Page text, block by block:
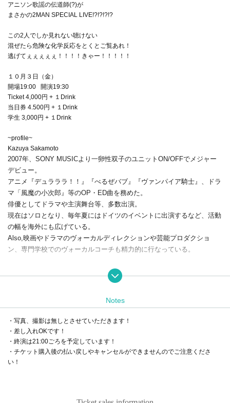
アニソン歌謡の伝道師(?)が
まさかの2MAN SPECIAL LIVE!?!?!?!?
この2人でしか見れない聴けない
混ぜたら危険な化学反応をとくとご覧あれ！
逃げてぇぇぇぇぇ！！！！きゃー！！！！！
１０月３日（金）
開場19:00 開演19:30
Ticket 4,000円 + １Drink
当日券 4.500円 + １Drink
学生 3,000円 + １Drink
~profile~
Kazuya Sakamoto
2007年、SONY MUSICより一卵性双子のユニットON/OFFでメジャー
デビュー。
アニメ『デュラララ！！』『べるぜバブ』『ヴァンパイア騎士』、
ドラ
マ「風魔の小次郎』等のOP・ED曲を務めた。
俳優としてドラマや主演舞台等、多数出演。
現在はソロとなり、毎年夏にはドイツのイベントに出演するなど、 活動
の幅を海外にも広げている。
Also, 映画やドラマのヴォーカルディレクションや芸能プロダクショ
ン、 専門学校でのヴォーカルコーチも精力的に行なっている。
音楽大学短期大学部ポピュラーヴォーカルコース出身。
ターアマチュアナイトにて準々決勝まで進む。関東、関西大手テーマパ
ろん、ヴォーカルコーチディレクターとしても幅広く活動している。
Notes
・写真、撮影は無しとさせていただきます！
・差し入れOKです！
・終演は21:00ごろを予定しています！
・チケット購入後の払い戻しやキャンセルができませんのでご注意くださ
い！